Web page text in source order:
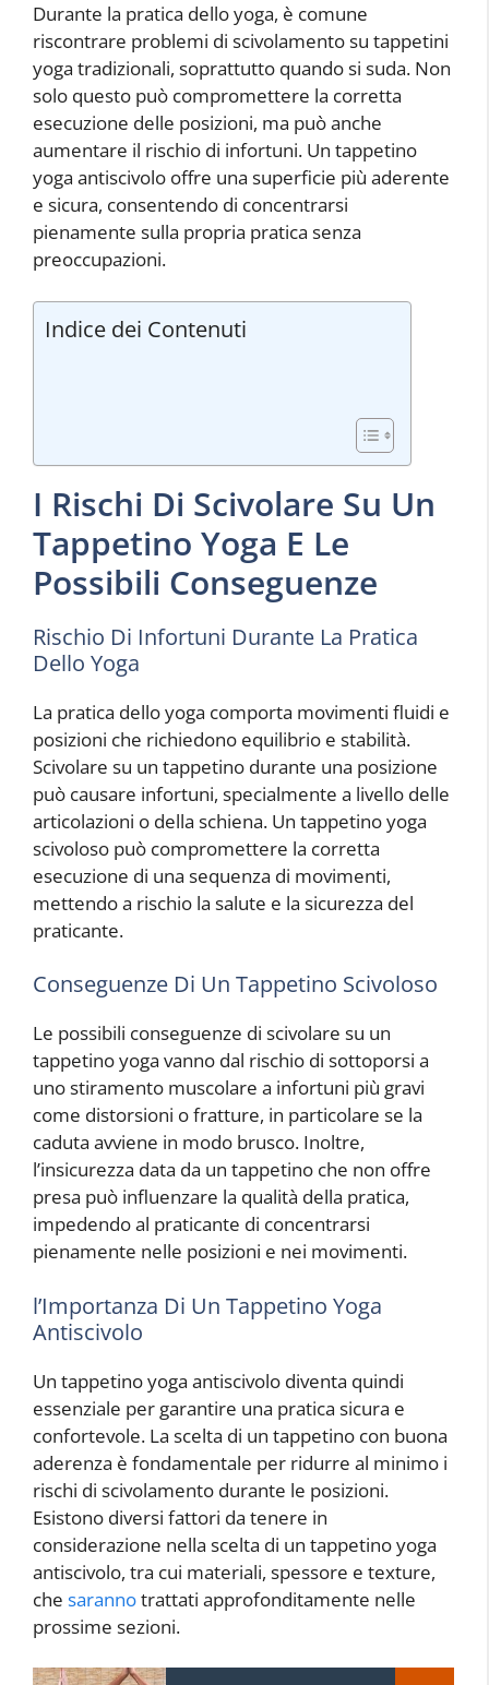
Durante la pratica dello yoga, è comune
riscontrare problemi di scivolamento su tappetini
yoga tradizionali, soprattutto quando si suda. Non
solo questo può compromettere la corretta
esecuzione delle posizioni, ma può anche
aumentare il rischio di infortuni. Un tappetino
yoga antiscivolo offre una superficie più aderente
e sicura, consentendo di concentrarsi
pienamente sulla propria pratica senza
preoccupazioni.
Indice dei Contenuti
I Rischi Di Scivolare Su Un
Tappetino Yoga E Le
Possibili Conseguenze
Rischio Di Infortuni Durante La Pratica
Dello Yoga
La pratica dello yoga comporta movimenti fluidi e
posizioni che richiedono equilibrio e stabilità.
Scivolare su un tappetino durante una posizione
può causare infortuni, specialmente a livello delle
articolazioni o della schiena. Un tappetino yoga
scivoloso può compromettere la corretta
esecuzione di una sequenza di movimenti,
mettendo a rischio la salute e la sicurezza del
praticante.
Conseguenze Di Un Tappetino Scivoloso
Le possibili conseguenze di scivolare su un
tappetino yoga vanno dal rischio di sottoporsi a
uno stiramento muscolare a infortuni più gravi
come distorsioni o fratture, in particolare se la
caduta avviene in modo brusco. Inoltre,
l’insicurezza data da un tappetino che non offre
presa può influenzare la qualità della pratica,
impedendo al praticante di concentrarsi
pienamente nelle posizioni e nei movimenti.
l’Importanza Di Un Tappetino Yoga
Antiscivolo
Un tappetino yoga antiscivolo diventa quindi
essenziale per garantire una pratica sicura e
confortevole. La scelta di un tappetino con buona
aderenza è fondamentale per ridurre al minimo i
rischi di scivolamento durante le posizioni.
Esistono diversi fattori da tenere in
considerazione nella scelta di un tappetino yoga
antiscivolo, tra cui materiali, spessore e texture,
che sarannotrattati approfonditamente nelle
prossime sezioni.